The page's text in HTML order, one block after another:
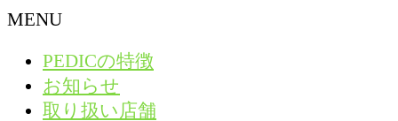
MENU
PEDICの特徴
お知らせ
取り扱い店舗